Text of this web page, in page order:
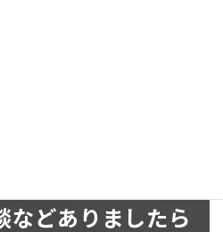
などありましたら